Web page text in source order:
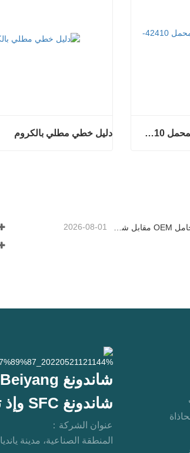
دليل خطي مطلي بالكروم مجموعة محور العجلة مع المحمل 42410-B2050
2026-08-01
شاندونغ Beiyang التجارة الدولية المحدودة
شاندونغ SFC وإذ تضع المحدودة
عنوان الشركة：
المنطقة الصناعية، مدينة